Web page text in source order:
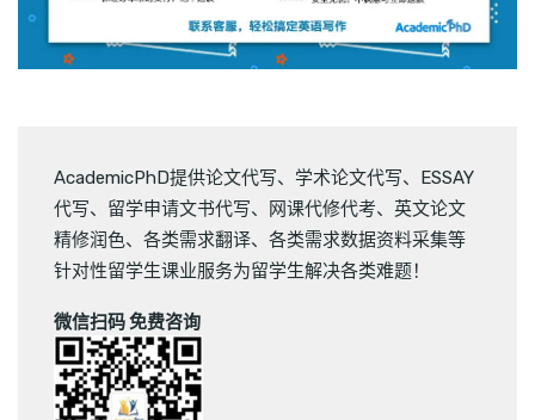
AcademicPhD提供论文代写、 学术论文代写、 ESSAY
代写、 留学申请文书代写、 网课代修代考、 英文论文
精修润色、 各类需求翻译、 各类需求数据资料采集等
针对性留学生课业服务为留学生解决各类难题！
微信扫码 免费咨询